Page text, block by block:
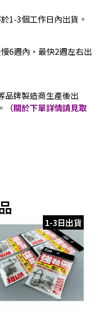
1-3個工作日內出貨。
6週內，最快2週左右出
牌製造商生產後出
（關於下單詳情請見取
1-3日出貨